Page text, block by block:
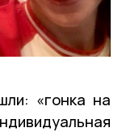
«гонка на